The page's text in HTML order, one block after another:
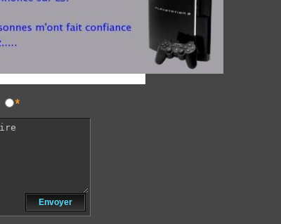
*
Envoyer